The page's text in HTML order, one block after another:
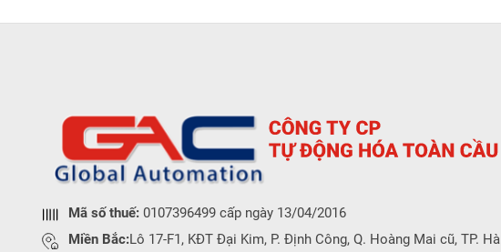
Mã số thuế: 0107396499 cấp ngày 13/04/2016
Miền Bắc:Lô 17-F1, KĐT Đại Kim, P. Định Công, Q. Hoàng Mai cũ, TP. Hà